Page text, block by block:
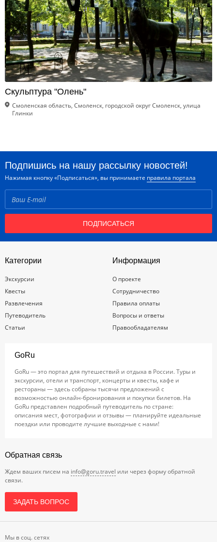
Скульптура "Олень"
Смоленская область, Смоленск, городской округ Смоленск, улица
Глинки
Подпишись на нашу рассылку новостей!
Нажимая кнопку «Подписаться», вы принимаете правила портала
ПОДПИСАТЬСЯ
Категории
Экскурсии
Квесты
Развлечения
Путеводитель
Статьи
Информация
О проекте
Сотрудничество
Правила оплаты
Вопросы и ответы
Правообладателям
GoRu
GoRu — это портал для путешествий и отдыха в России. Туры и
экскурсии, отели и транспорт, концерты и квесты, кафе и
рестораны — здесь собраны тысячи предложений с
возможностью онлайн-бронирования и покупки билетов. На
GoRu представлен подробный путеводитель по стране:
описания мест, фотографии и отзывы — планируйте идеальные
поездки или проводите лучшие выходные с нами!
Обратная связь
Ждем ваших писем на info@goru.travel или через форму обратной
связи.
ЗАДАТЬ ВОПРОС
Мы в соц. сетях